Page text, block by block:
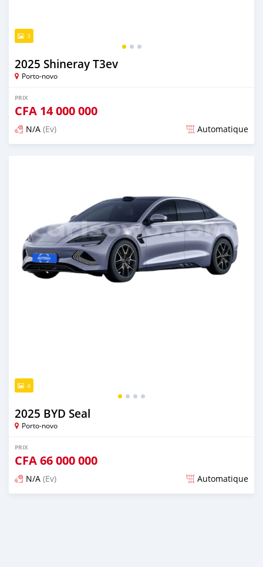
3
2025 Shineray T3ev
Porto-novo
PRIX
CFA 14 000 000
N/A (Ev) Automatique
4
2025 BYD Seal
Porto-novo
PRIX
CFA66 000 000
N/A (Ev) Automatique